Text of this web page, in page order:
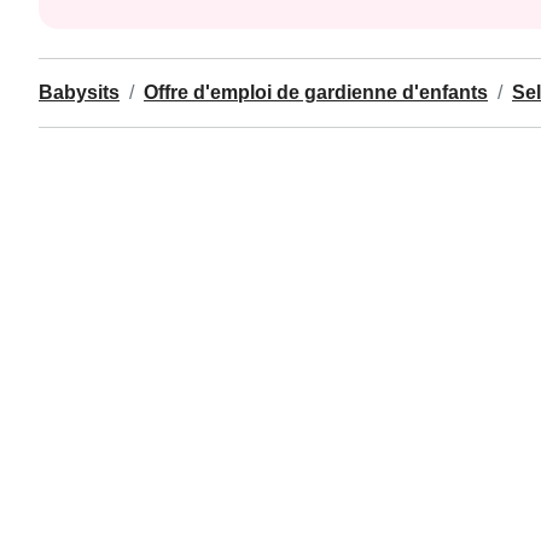
Babysits Offre d'emploi de gardienne d'enfants